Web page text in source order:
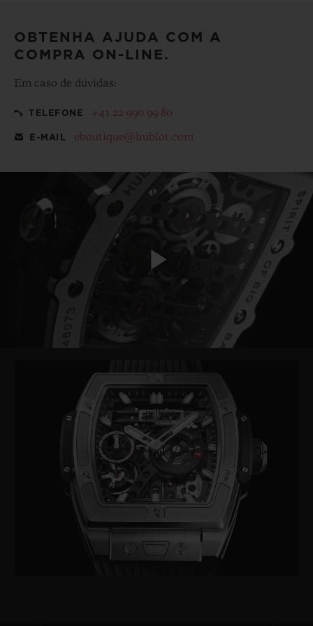
OBTENHA AJUDA COM A
COMPRA ON-LINE.
Em caso de dúvidas:
TELEFONE +41 22 990 99 80
E-MAIL eboutique@hublot.com
Play